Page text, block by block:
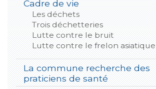
Cadre de vie
Les déchets
Trois déchetteries
Lutte contre le bruit
Lutte contre le frelon asiatique
La commune recherche des
praticiens de santé